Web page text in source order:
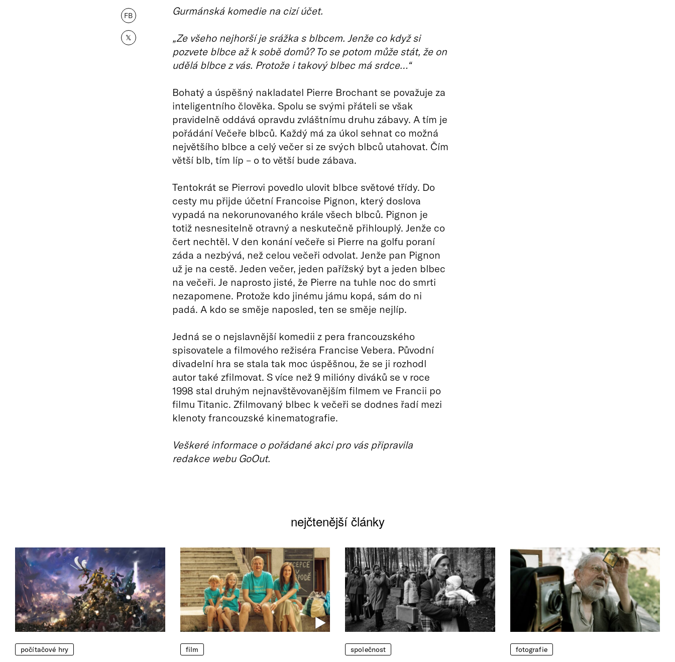
FB
𝕏
Gurmánská komedie na cizí účet.
„Ze všeho nejhorší je srážka s blbcem. Jenže co když si
pozvete blbce až k sobě domů? To se potom může stát, že on
udělá blbce z vás. Protože i takový blbec má srdce…“
Bohatý a úspěšný nakladatel Pierre Brochant se považuje za
inteligentního člověka. Spolu se svými přáteli se však
pravidelně oddává opravdu zvláštnímu druhu zábavy. A tím je
pořádání Večeře blbců. Každý má za úkol sehnat co možná
největšího blbce a celý večer si ze svých blbců utahovat. Čím
větší blb, tím líp – o to větší bude zábava.
Tentokrát se Pierrovi povedlo ulovit blbce světové třídy. Do
cesty mu přijde účetní Francoise Pignon, který doslova
vypadá na nekorunovaného krále všech blbců. Pignon je
totiž nesnesitelně otravný a neskutečně přihlouplý. Jenže co
čert nechtěl. V den konání večeře si Pierre na golfu poraní
záda a nezbývá, než celou večeři odvolat. Jenže pan Pignon
už je na cestě. Jeden večer, jeden pařížský byt a jeden blbec
na večeři. Je naprosto jisté, že Pierre na tuhle noc do smrti
nezapomene. Protože kdo jinému jámu kopá, sám do ni
padá. A kdo se směje naposled, ten se směje nejlíp.
Jedná se o nejslavnější komedii z pera francouzského
spisovatele a filmového režiséra Francise Vebera. Původní
divadelní hra se stala tak moc úspěšnou, že se ji rozhodl
autor také zfilmovat. S více než 9 milióny diváků se v roce
1998 stal druhým nejnavštěvovanějším filmem ve Francii po
filmu Titanic. Zfilmovaný blbec k večeři se dodnes řadí mezi
klenoty francouzské kinematografie.
Veškeré informace o pořádané akci pro vás připravila
redakce webu GoOut.
nejčtenější články
počítačové hry film společnost fotografie